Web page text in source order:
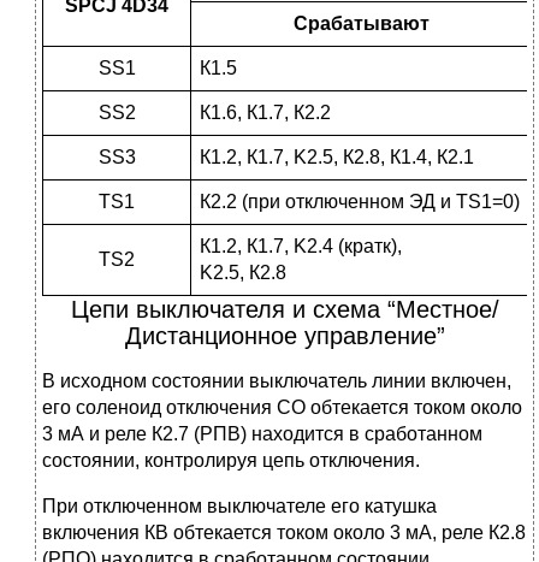
SPCJ 4D34
Срабатывают
SS1 К1.5
SS2 К1.6, К1.7, К2.2
SS3 К1.2, К1.7, K2.5, К2.8, К1.4, К2.1
TS1 К2.2 (при отключенном ЭД и TS1=0)
TS2
К1.2, К1.7, K2.4 (кратк),
K2.5, К2.8
Цепи выключателя и схема “Местное/
Дистанционное управление”
В исходном состоянии выключатель линии включен,
его соленоид отключения СО обтекается током около
3 мА и реле К2.7 (РПВ) находится в сработанном
состоянии, контролируя цепь отключения.
При отключенном выключателе его катушка
включения КВ обтекается током около 3 мА, реле К2.8